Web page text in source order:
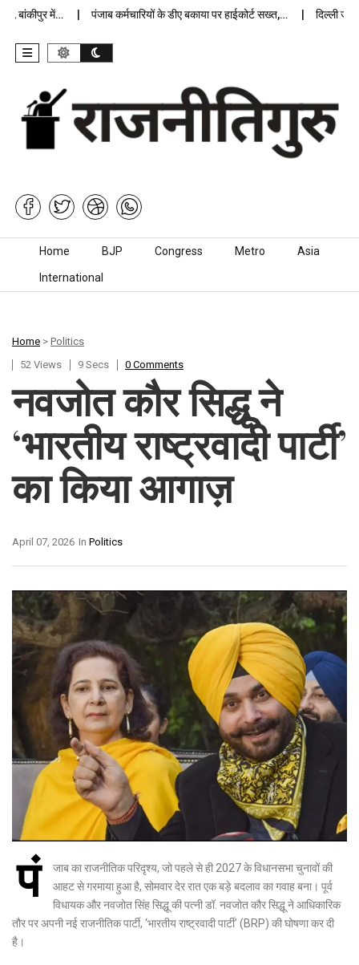
में… पंजाब कर्मचारियों के डीए बकाया पर हाईकोर्ट सख्त,… दिल्ली जेलों
Skip to content
Home BJP Congress Metro Asia
International
Home > Politics
52 Views
9 Secs 0 Comments
नवजोत कौर सिद्धू ने
‘भारतीय राष्ट्रवादी पार्टी’
का किया आगाज़
In Politics
April 07, 2026
पं
जाब का राजनीतिक परिदृश्य, जो पहले से ही 2027 के विधानसभा चुनावों की
आहट से गरमाया हुआ है, सोमवार देर रात एक बड़े बदलाव का गवाह बना। पूर्व
विधायक और नवजोत सिंह सिद्धू की पत्नी डॉ. नवजोत कौर सिद्धू ने आधिकारिक
तौर पर अपनी नई राजनीतिक पार्टी, ‘भारतीय राष्ट्रवादी पार्टी’ (BRP) की घोषणा कर दी
है।